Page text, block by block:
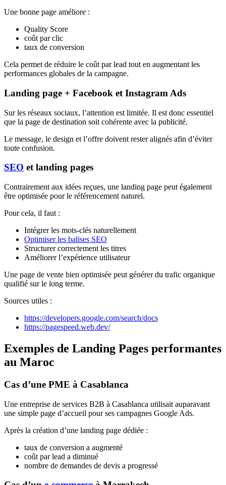
Une bonne page améliore :
Quality Score
coût par clic
taux de conversion
Cela permet de réduire le coût par lead tout en augmentant les
performances globales de la campagne.
Landing page + Facebook et Instagram Ads
Sur les réseaux sociaux, l’attention est limitée. Il est donc essentiel
que la page de destination soit cohérente avec la publicité.
Le message, le design et l’offre doivent rester alignés afin d’éviter
toute confusion.
SEO et landing pages
Contrairement aux idées reçues, une landing page peut également
être optimisée pour le référencement naturel.
Pour cela, il faut :
Intégrer les mots-clés naturellement
Optimiser les balises SEO
Structurer correctement les titres
Améliorer l’expérience utilisateur
Une page de vente bien optimisée peut générer du trafic organique
qualifié sur le long terme.
Sources utiles :
https://developers.google.com/search/docs
https://pagespeed.web.dev/
Exemples de Landing Pages performantes
au Maroc
Cas d’une PME à Casablanca
Une entreprise de services B2B à Casablanca utilisait auparavant
une simple page d’accueil pour ses campagnes Google Ads.
Après la création d’une landing page dédiée :
taux de conversion a augmenté
coût par lead a diminué
nombre de demandes de devis a progressé